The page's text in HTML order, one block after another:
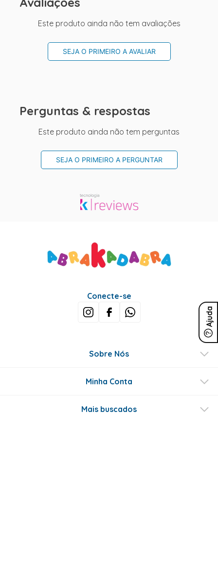
Este produto ainda não tem avaliações
SEJA O PRIMEIRO A AVALIAR
Perguntas & respostas
Este produto ainda não tem perguntas
SEJA O PRIMEIRO A PERGUNTAR
Ajuda
Conecte-se
Sobre Nós
Minha Conta
Mais buscados